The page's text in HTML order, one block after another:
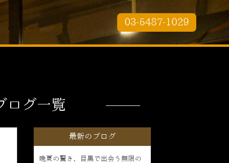
03-5487-1029
ログ一覧
最新のブログ
晩夏の驚き、目黒で出会う無限の